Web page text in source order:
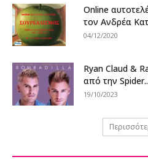
Online
τον Ανδρέα
04/12/2020
Ryan Claud &
από την
19/10/2023